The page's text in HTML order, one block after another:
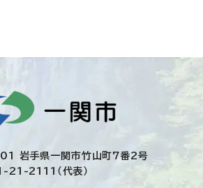
岩手県一関市竹山町7番2号
21-2111（代表）